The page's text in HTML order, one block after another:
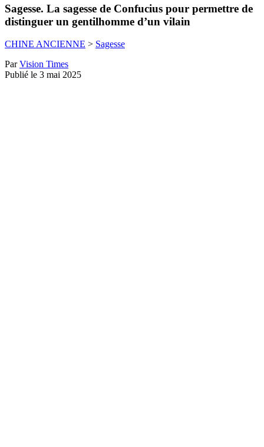
Sagesse. La sagesse de Confucius pour permettre de
distinguer un gentilhomme d’un vilain
CHINE ANCIENNE > Sagesse
ParVision Times
Publié le 3 mai 2025